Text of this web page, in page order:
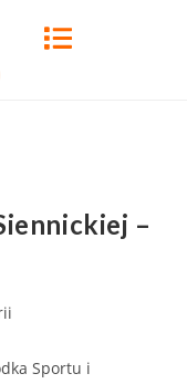
–
Sportu i